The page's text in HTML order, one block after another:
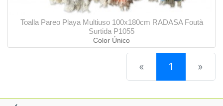
Toalla Pareo Playa Multiuso 100x180cm RADASA Foutà
Surtida P1055
Color Único
« 1 (current)
»